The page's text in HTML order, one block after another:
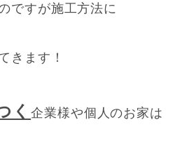
ですが施工方法に
きます！
く企業様や個人のお家は